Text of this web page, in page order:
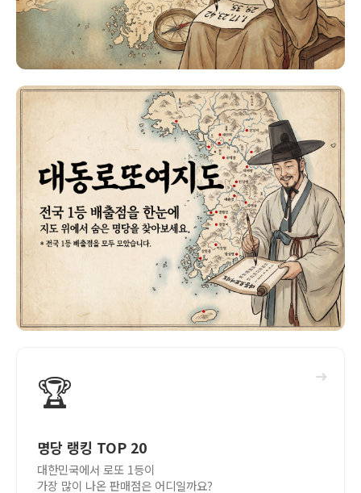
➜
🏆
명당 랭킹 TOP 20
대한민국에서 로또 1등이
가장 많이 나온 판매점은 어디일까요?